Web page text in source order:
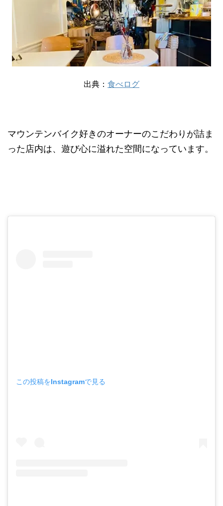
出典： 食べログ
マウンテンバイク好きのオーナーのこだわりが詰ま
った店内は、遊び心に溢れた空間になっています。
この投稿をInstagramで見る